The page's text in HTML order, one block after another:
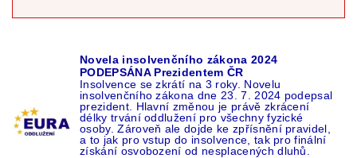
Novela insolvenčního zákona 2024
PODEPSÁNA Prezidentem ČR
Insolvence se zkrátí na 3 roky. Novelu
insolvenčního zákona dne 23. 7. 2024 podepsal
prezident. Hlavní změnou je právě zkrácení
délky trvání oddlužení pro všechny fyzické
osoby. Zároveň ale dojde ke zpřísnění pravidel,
a to jak pro vstup do insolvence, tak pro finální
získání osvobození od nesplacených dluhů.